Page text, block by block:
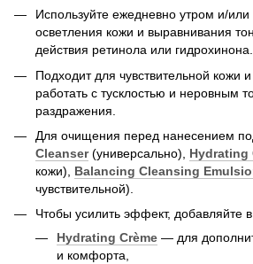
Используйте ежедневно утром и/
осветления кожи и выравнивания
действия ретинола или гидрохинона.
Подходит для чувствительной кожи
работать с тусклостью и неровным
раздражения.
Для очищения перед нанесением
Cleanser(универсально), Hydrating
кожи), Balancing Cleansing
чувствительной).
Чтобы усилить эффект, добавляйте
Hydrating Crème — для
и комфорта,